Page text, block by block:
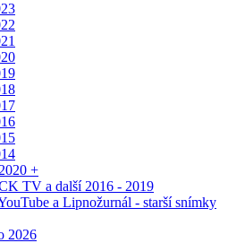
+
TV a další 2016 - 2019
a Lipnožurnál - starší snímky
2026